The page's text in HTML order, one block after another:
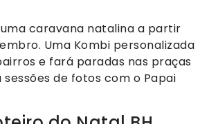
caravana natalina a partir
Uma Kombi personalizada
e fará paradas nas praças
de fotos com o Papai